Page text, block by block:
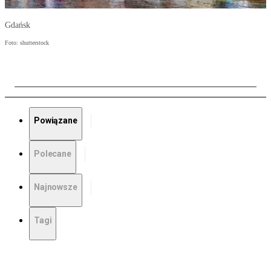
Gdańsk
Foto: shutterstock
Powiązane
Polecane
Najnowsze
Tagi